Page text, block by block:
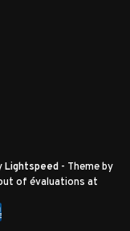
Lightspeed - Theme by
of évaluations at